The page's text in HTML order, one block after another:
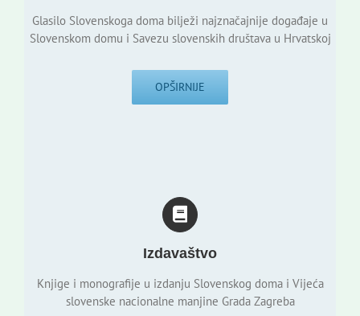
Glasilo Slovenskoga doma bilježi najznačajnije događaje u
Slovenskom domu i Savezu slovenskih društava u Hrvatskoj
OPŠIRNIJE
Izdavaštvo
Knjige i monografije u izdanju Slovenskog doma i Vijeća
slovenske nacionalne manjine Grada Zagreba